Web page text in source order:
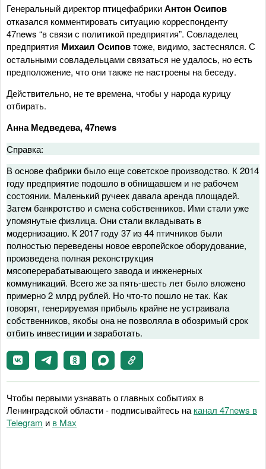
Генеральный директор птицефабрикиАнтон Осипов
отказался комментировать ситуацию корреспонденту
47news “в связи с политикой предприятия”. Совладелец
предприятия Михаил Осиповтоже, видимо, застеснялся. С
остальными совладельцами связаться не удалось, но есть
предположение, что они также не настроены на беседу.
Действительно, не те времена, чтобы у народа курицу
отбирать.
Анна Медведева, 47news
Справка:
В основе фабрики было еще советское производство. К 2014
году предприятие подошло в обнищавшем и не рабочем
состоянии. Маленький ручеек давала аренда площадей.
Затем банкротство и смена собственников. Ими стали уже
упомянутые физлица. Они стали вкладывать в
модернизацию. К 2017 году 37 из 44 птичников были
полностью переведены новое европейское оборудование,
произведена полная реконструкция
мясоперерабатывающего завода и инженерных
коммуникаций. Всего же за пять-шесть лет было вложено
примерно 2 млрд рублей. Но что-то пошло не так. Как
говорят, генерируемая прибыль крайне не устраивала
собственников, якобы она не позволяла в обозримый срок
отбить инвестиции и заработать.
Чтобы первыми узнавать о главных событиях в
Ленинградской области - подписывайтесь на канал 47news в
Telegram и в Maх